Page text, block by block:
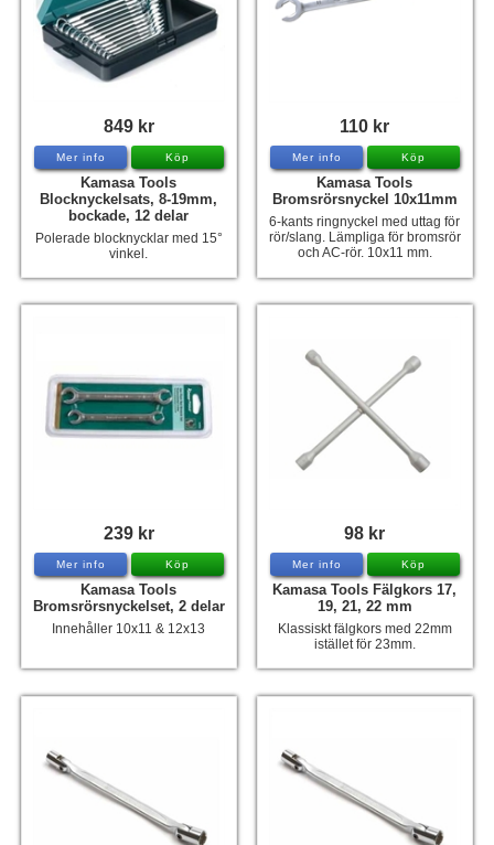
849 kr
Mer info Köp
Kamasa Tools
Blocknyckelsats, 8-19mm,
bockade, 12 delar
Polerade blocknycklar med 15°
vinkel.
110 kr
Mer info Köp
Kamasa Tools
Bromsrörsnyckel 10x11mm
6-kants ringnyckel med uttag för
rör/slang. Lämpliga för bromsrör
och AC-rör. 10x11 mm.
239 kr
Mer info Köp
Kamasa Tools
Bromsrörsnyckelset, 2 delar
Innehåller 10x11 & 12x13
98 kr
Mer info Köp
Kamasa Tools Fälgkors 17,
19, 21, 22 mm
Klassiskt fälgkors med 22mm
istället för 23mm.